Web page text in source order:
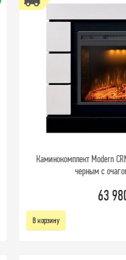
Каминокомплект Modern
черным с
63
В корзину